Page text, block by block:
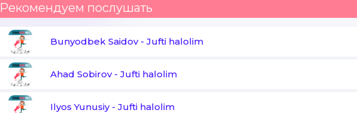
Farzandlar kamolin
Ko'zlarga nurday kelding
Рекомендуем послушать
Bunyodbek Saidov- Jufti halolim
Ahad Sobirov- Jufti halolim
Ilyos Yunusiy- Jufti halolim